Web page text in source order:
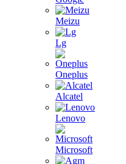
Meizu
Lg
Oneplus
Alcatel
Lenovo
Microsoft